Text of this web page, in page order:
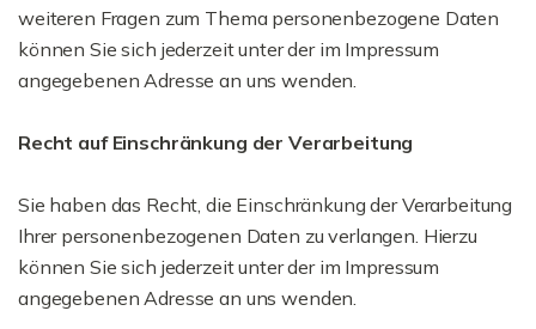
weiteren Fragen zum Thema personenbezogene Daten
können Sie sich jederzeit unter der im Impressum
angegebenen Adresse an uns wenden.
Recht auf Einschränkung der Verarbeitung
Sie haben das Recht, die Einschränkung der Verarbeitung
Ihrer personenbezogenen Daten zu verlangen. Hierzu
können Sie sich jederzeit unter der im Impressum
angegebenen Adresse an uns wenden.